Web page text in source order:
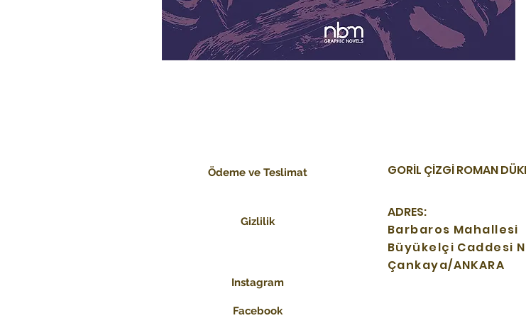
Ödeme ve Teslimat
Gizlilik
Instagram
Facebook
GORİL ÇİZGİ ROMAN
ADRES:
Barbaros Mahallesi
Büyükelçi Caddesi
Çankaya/ANKARA